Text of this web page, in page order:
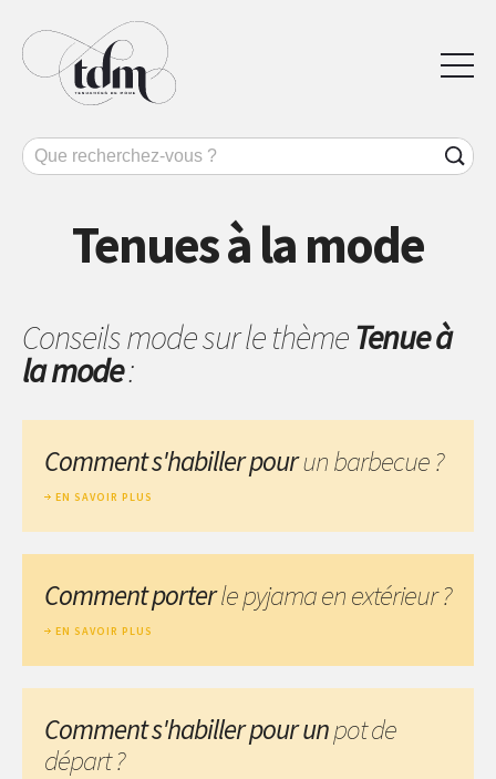
Tenues à la mode
Conseils mode sur le thèmeTenue à
la mode:
Comment s'habiller pourun barbecue ?
EN SAVOIR PLUS
Comment porterle pyjama en extérieur ?
EN SAVOIR PLUS
Comment s'habiller pour unpot de
départ ?